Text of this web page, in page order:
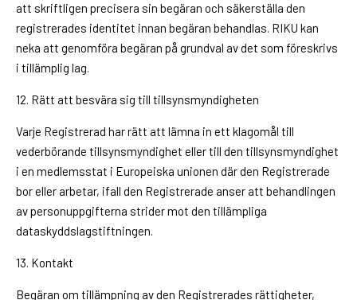
att skriftligen precisera sin begäran och säkerställa den
registrerades identitet innan begäran behandlas. RIKU kan
neka att genomföra begäran på grundval av det som föreskrivs
i tillämplig lag.
12. Rätt att besvära sig till tillsynsmyndigheten
Varje Registrerad har rätt att lämna in ett klagomål till
vederbörande tillsynsmyndighet eller till den tillsynsmyndighet
i en medlemsstat i Europeiska unionen där den Registrerade
bor eller arbetar, ifall den Registrerade anser att behandlingen
av personuppgifterna strider mot den tillämpliga
dataskyddslagstiftningen.
13. Kontakt
Begäran om tillämpning av den Registrerades rättigheter,